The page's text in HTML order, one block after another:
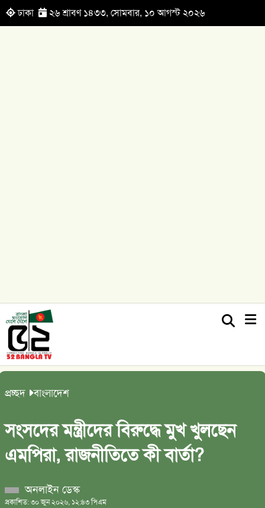
ঢাকা ২৬ শ্রাবণ ১৪৩৩, সোমবার, ১০ আগস্ট ২০২৬
প্রচ্ছদ বাংলাদেশ
সংসদের মন্ত্রীদের বিরুদ্ধে মুখ খুলছেন
এমপিরা, রাজনীতিতে কী বার্তা?
অনলাইন ডেস্ক
প্রকাশিত: ৩০ জুন ২০২৬, ১২:৪৩ পিএম